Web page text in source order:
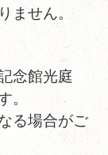
ません。
念館光庭
。
る場合がご